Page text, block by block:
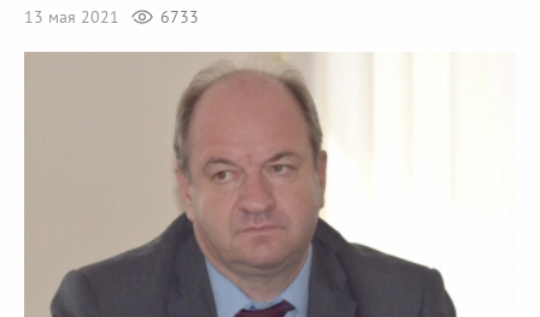
13 мая 2021 6733